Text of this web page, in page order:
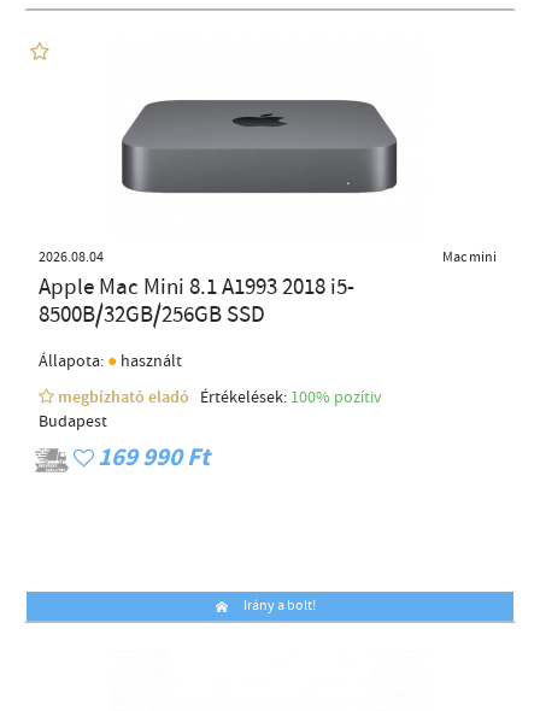
2026.08.04 Mac mini
Apple Mac Mini 8.1 A1993 2018 i5-
8500B/32GB/256GB SSD
Állapota: ● használt
megbízható eladó
Értékelések: 100% pozítiv
Budapest
169 990 Ft
Irány a bolt!